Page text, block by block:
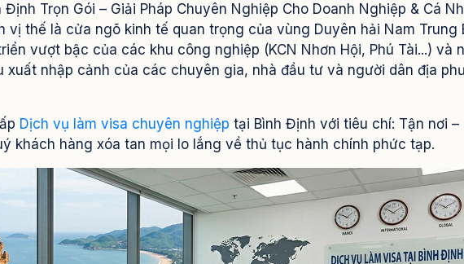
Định Trọn Gói – Giải Pháp Chuyên Nghiệp Cho Doanh Nghiệp & Cá
vị thế là cửa ngõ kinh tế quan trọng của vùng Duyên hải Nam Trung
vượt bậc của các khu công nghiệp (KCN Nhơn Hội, Phú Tài...) và
xuất nhập cảnh của các chuyên gia, nhà đầu tư và người dân địa
Dịch vụ làm visa chuyên nghiệp tại Bình Định với tiêu chí: Tận nơi –
khách hàng xóa tan mọi lo lắng về thủ tục hành chính phức tạp.